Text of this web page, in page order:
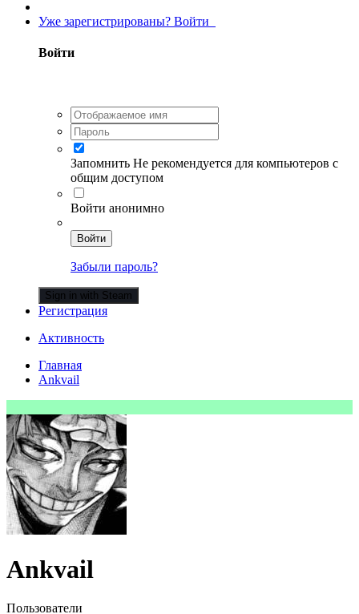
Уже зарегистрированы? Войти
Войти
Запомнить Не рекомендуется для компьютеров с
общим доступом
Войти анонимно
Войти
Забыли пароль?
Sign in with Steam
Регистрация
Активность
Главная
Ankvail
Ankvail
Пользователи